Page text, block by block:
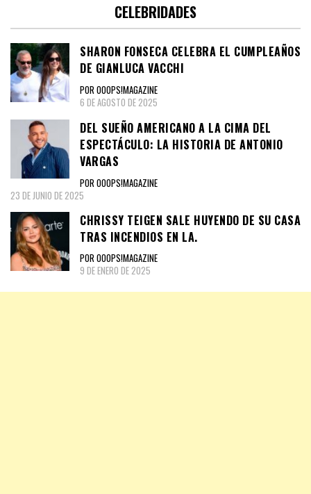
CELEBRIDADES
SHARON FONSECA CELEBRA EL CUMPLEAÑOS
DE GIANLUCA VACCHI
POR OOOPS!MAGAZINE
6 DE AGOSTO DE 2025
DEL SUEÑO AMERICANO A LA CIMA DEL
ESPECTÁCULO: LA HISTORIA DE ANTONIO
VARGAS
POR OOOPS!MAGAZINE
23 DE JUNIO DE 2025
CHRISSY TEIGEN SALE HUYENDO DE SU CASA
TRAS INCENDIOS EN LA.
POR OOOPS!MAGAZINE
9 DE ENERO DE 2025